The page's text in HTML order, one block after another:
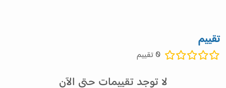
تقييم
0 تقييم
لا توجد تقييمات حتى الآن